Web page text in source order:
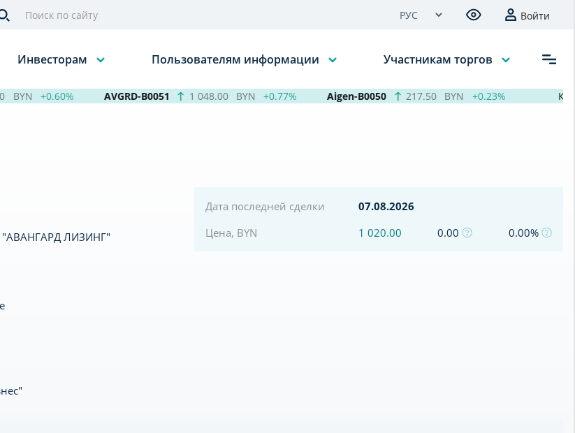
Войти
Инвесторам Пользователям информации Участникам торгов
BYN +0.60% AVGRD-B0051 1 048.00 BYN +0.77% Aigen-B0050 217.50 BYN +0.23%
"АВАНГАРД ЛИЗИНГ"
Дата последней сделки
07.08.2026
Цена, BYN
1 020.00 0.00 0.00%